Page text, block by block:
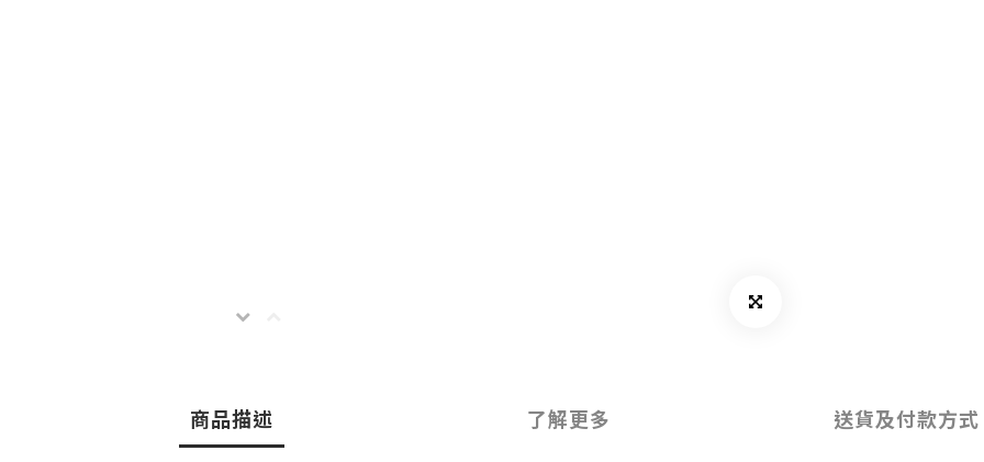
商品描述 了解更多 送貨及付款方式